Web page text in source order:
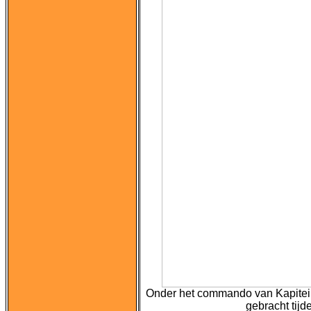
Onder het commando van
gebracht